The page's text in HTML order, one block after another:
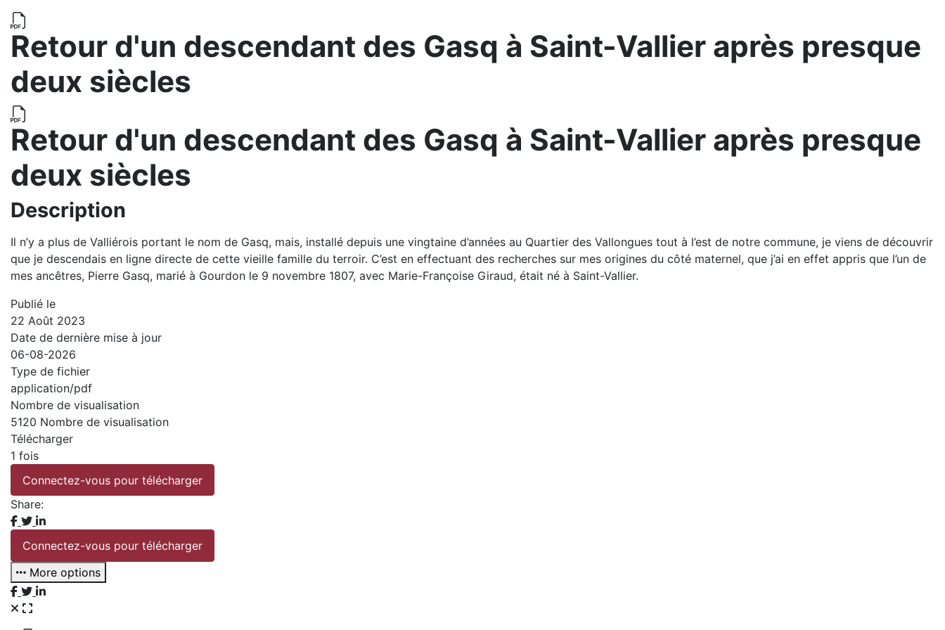
Retour d'un descendant des Gasq à Saint-Vallier après presque
deux siècles
Retour d'un descendant des Gasq à Saint-Vallier après presque
deux siècles
Description
Il n’y a plus de Valliérois portant le nom de Gasq, mais, installé depuis une vingtaine d’années au Quartier des Vallongues tout à l’est de notre commune, je viens de découvrir
que je descendais en ligne directe de cette vieille famille du terroir. C’est en effectuant des recherches sur mes origines du côté maternel, que j’ai en effet appris que l’un de
mes ancêtres, Pierre Gasq, marié à Gourdon le 9 novembre 1807, avec Marie-Françoise Giraud, était né à Saint-Vallier.
Publié le
22 Août 2023
Date de dernière mise à jour
06-08-2026
Type de fichier
application/pdf
Nombre de visualisation
5120 Nombre de visualisation
Télécharger
1 fois
Connectez-vous pour télécharger
Share:
Connectez-vous pour télécharger
More options